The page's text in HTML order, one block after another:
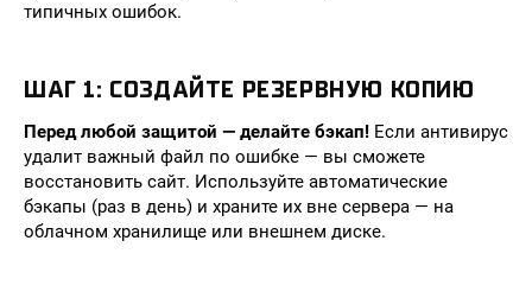
типичных ошибок.
ШАГ 1: СОЗДАЙТЕ РЕЗЕРВНУЮ КОПИЮ
Перед любой защитой — делайте бэкап! Если антивирус
удалит важный файл по ошибке — вы сможете
восстановить сайт. Используйте автоматические
бэкапы (раз в день) и храните их вне сервера — на
облачном хранилище или внешнем диске.